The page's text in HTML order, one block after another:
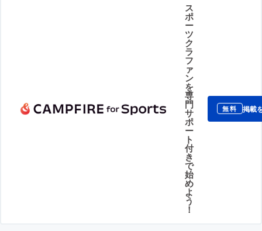
ス
ポ
ー
ツ
ク
ラ
フ
ァ
ン
を
専
門
サ
ポ
ー
ト
付
き
で
始
め
よ
う
！
無料 掲載